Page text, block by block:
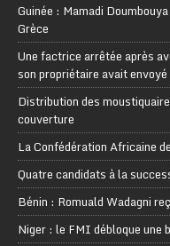
Guinée : Mamadi
Grèce
Une factrice arrêtée après
son propriétaire avait envoyé
Distribution des
couverture
La Confédération Africaine
Quatre candidats à la
Bénin : Romuald Wadagni
Niger : le FMI débloque une